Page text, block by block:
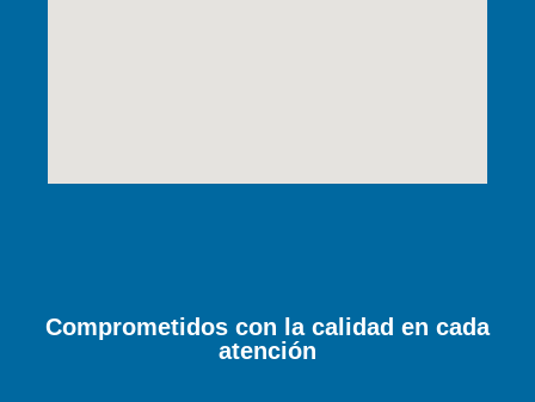
Comprometidos con la calidad en cada
atención